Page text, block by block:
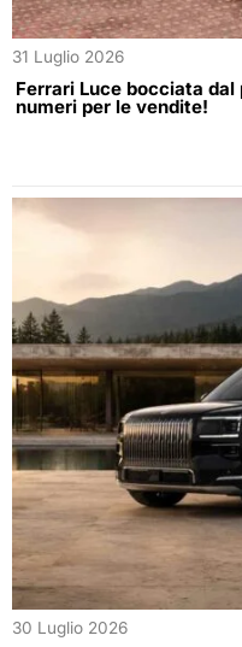
31 Luglio 2026
Ferrari Luce bocciata
numeri per le vendite!
30 Luglio 2026